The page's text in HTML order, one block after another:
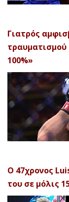
Γιατρός
τραυματισμού
100%»
Ο 47χρονος
του σε μόλις